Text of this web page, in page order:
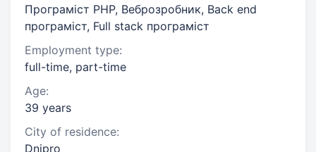
Програміст PHP, Веброзробник, Back end
програміст, Full stack програміст
Employment type:
full-time, part-time
Age:
39 years
City of residence:
Dnipro